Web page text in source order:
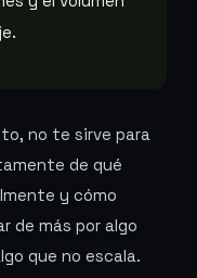
no te sirve para
de qué
y cómo
de más por algo
que no escala.